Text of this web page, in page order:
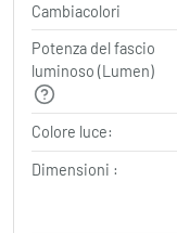
Cambiacolori
Potenza del fascio
luminoso (Lumen)
Colore luce:
Dimensioni :